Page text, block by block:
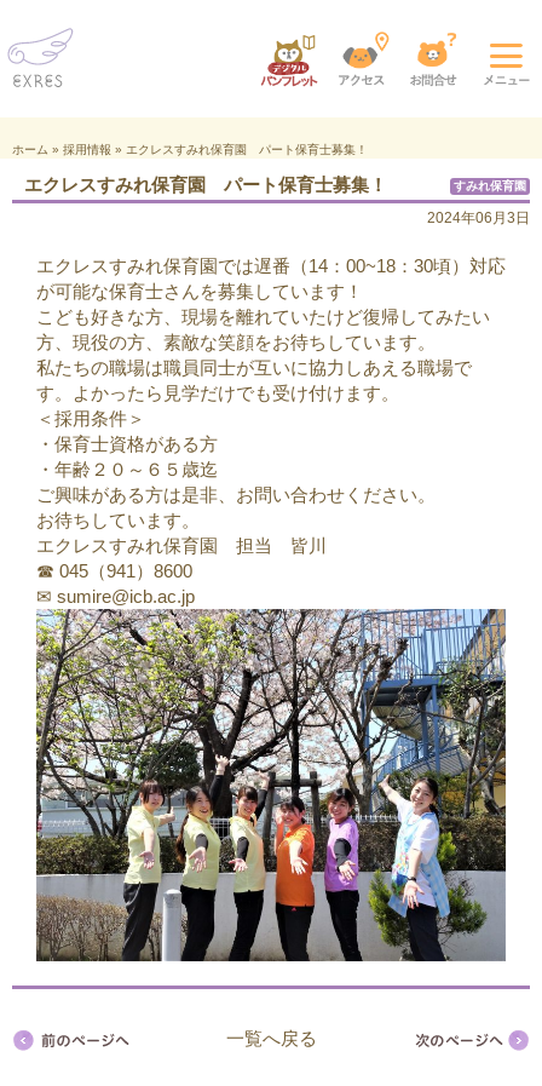
ホーム » 採用情報 » エクレスすみれ保育園 パート保育士募集！
エクレスすみれ保育園 パート保育士募集！ すみれ保育園
2024年06月3日
エクレスすみれ保育園では遅番（14：00~18：30頃）対応
が可能な保育士さんを募集しています！
こども好きな方、現場を離れていたけど復帰してみたい
方、現役の方、素敵な笑顔をお待ちしています。
私たちの職場は職員同士が互いに協力しあえる職場で
す。よかったら見学だけでも受け付けます。
＜採用条件＞
・保育士資格がある方
・年齢２０～６５歳迄
ご興味がある方は是非、お問い合わせください。
お待ちしています。
エクレスすみれ保育園 担当 皆川
☎ 045（941）8600
✉ sumire@icb.ac.jp
一覧へ戻る